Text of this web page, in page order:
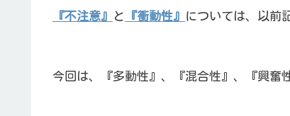
『不注意』 と 『衝動性』 については、以前
今回は、『多動性』、『混合性』、『興奮